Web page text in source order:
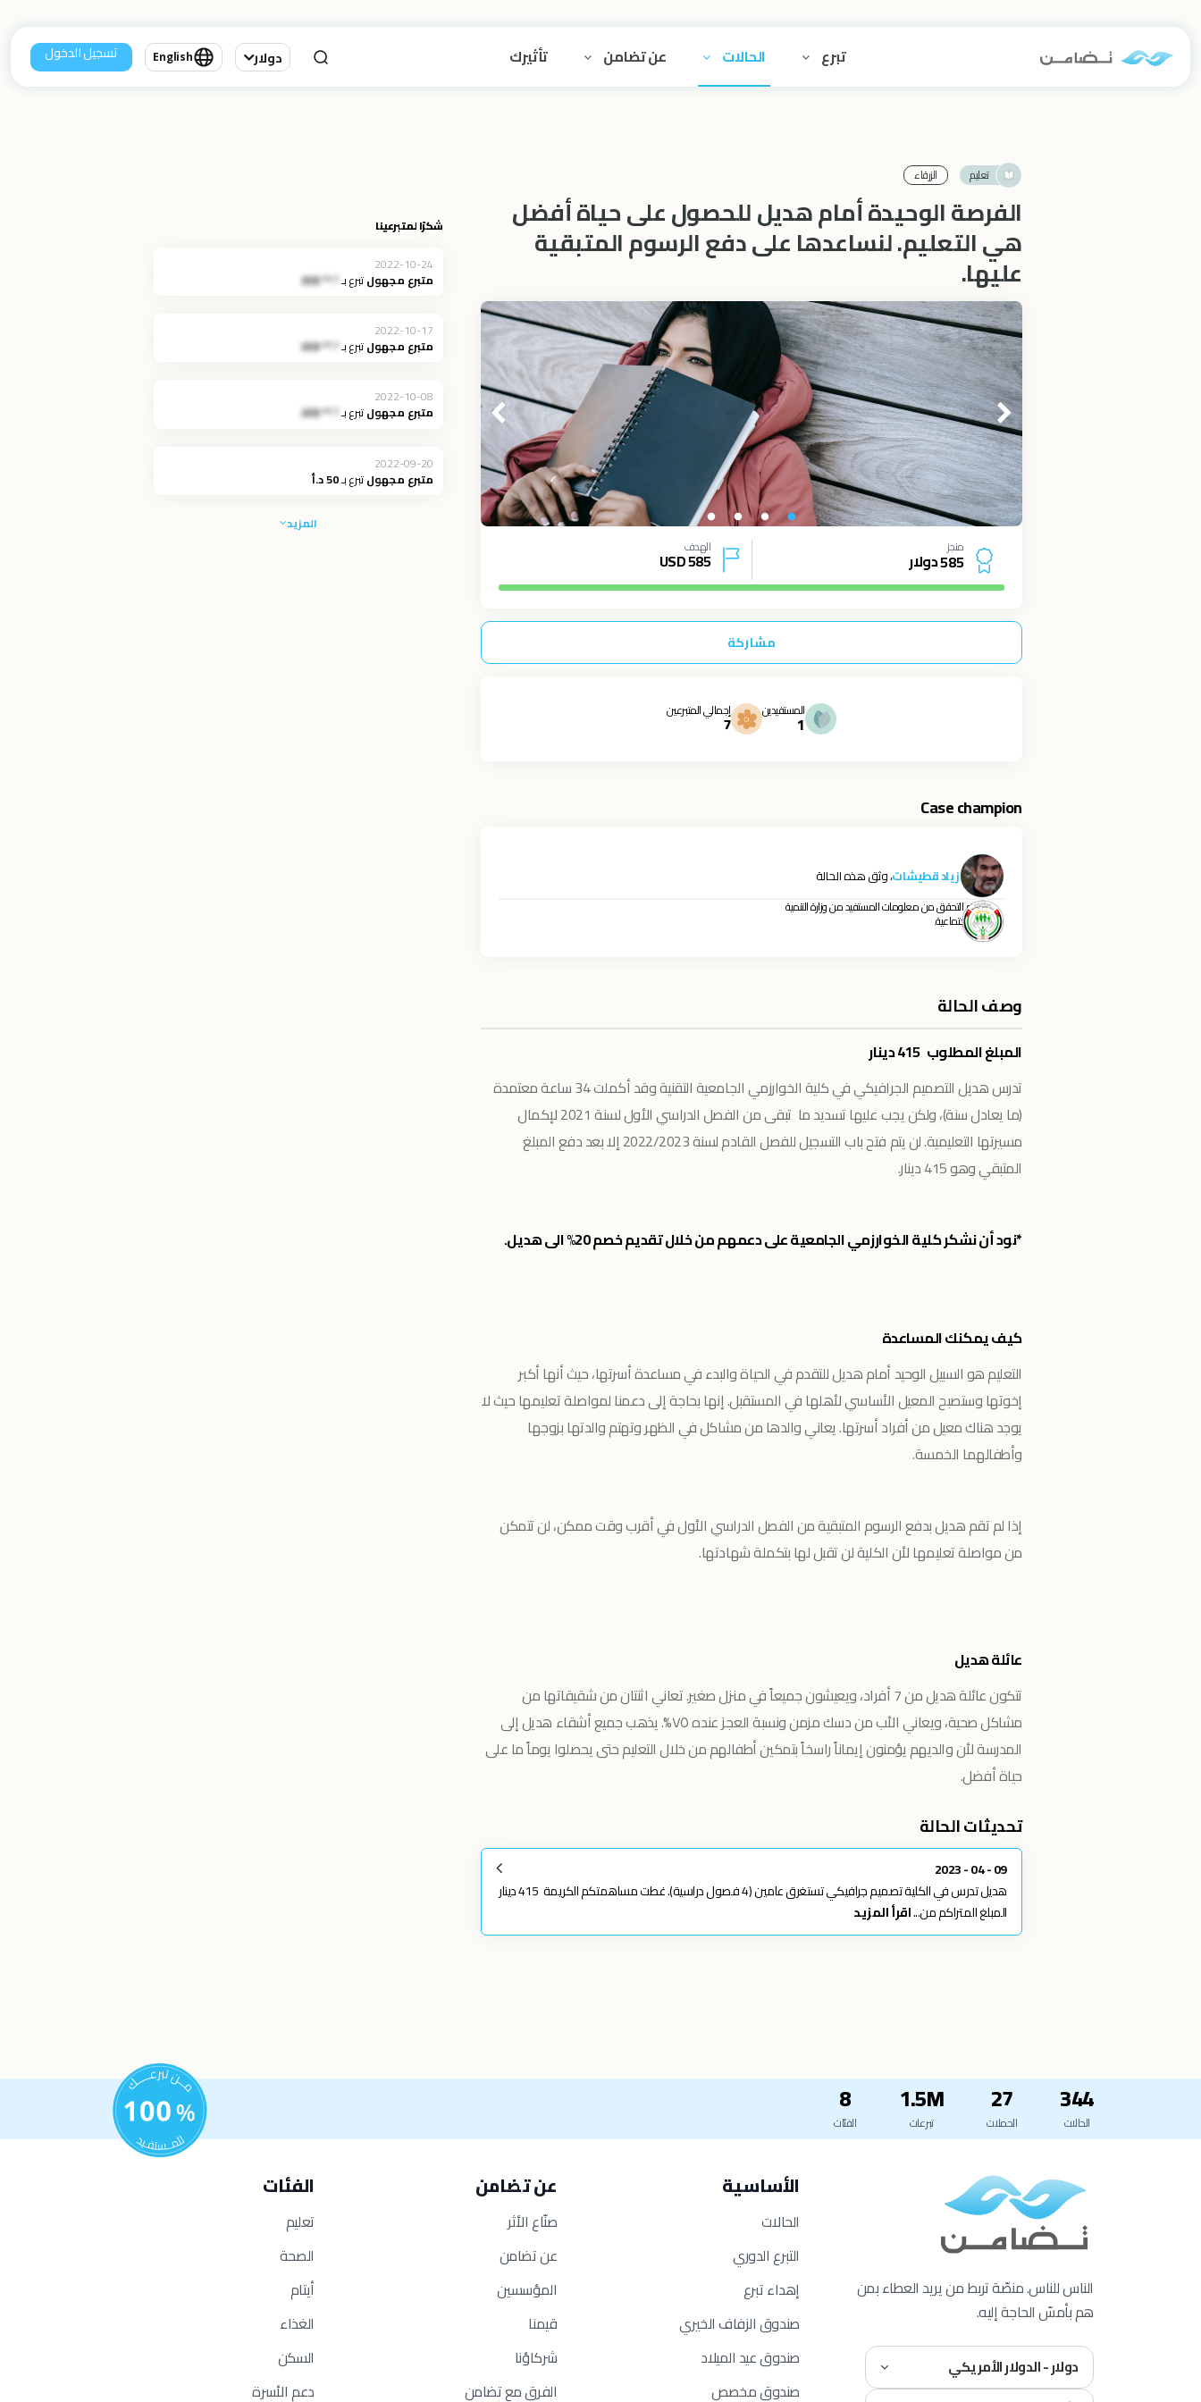
تبرع الحالات عن تضامن تأثيرك دولار English تسجيل الدخول
تعليم الزرقاء‎
الفرصة الوحيدة أمام هديل للحصول على حياة أفضل
هي التعليم. لنساعدها على دفع الرسوم المتبقية
عليها.
منجز
585 دولار
الهدف
585
USD
مشاركة
المستفيدين
1
إجمالي المتبرعين
7
Case champion
زياد قطيشات، وثق هذه الحالة
تم التحقق من معلومات المستفيد من وزارة التنمية
الاجتماعية.
وصف الحالة
المبلغ المطلوب 415 دينار
تدرس هديل التصميم الجرافيكي في كلية الخوارزمي الجامعية التقنية وقد أكملت 34 ساعة معتمدة
(ما يعادل سنة)، ولكن يجب عليها تسديد ما تبقى من الفصل الدراسي الأول لسنة 2021 لإكمال
مسيرتها التعليمية. لن يتم فتح باب التسجيل للفصل القادم لسنة 2022/2023 إلا بعد دفع المبلغ
المتبقي وهو 415 دينار.
*نود أن نشكر كلية الخوارزمي الجامعية على دعمهم من خلال تقديم خصم 20% الى هديل.
كيف يمكنك المساعدة
التعليم هو السبيل الوحيد أمام هديل للتقدم في الحياة والبدء في مساعدة أسرتها، حيث أنها أكبر
إخوتها وستصبح المعيل الأساسي لأهلها في المستقبل. إنها بحاجة إلى دعمنا لمواصلة تعليمها حيث لا
يوجد هناك معيل من أفراد أسرتها. يعاني والدها من مشاكل في الظهر وتهتم والدتها بزوجها
وأطفالهما الخمسة.
إذا لم تقم هديل بدفع الرسوم المتبقية من الفصل الدراسي الأول في أقرب وقت ممكن، لن تتمكن
من مواصلة تعليمها لأن الكلية لن تقبل لها بتكملة شهادتها.
عائلة هديل
تتكون عائلة هديل من 7 أفراد، ويعيشون جميعاً في منزل صغير. تعاني اثنتان من شقيقاتها من
مشاكل صحية، ويعاني الأب من دسك مزمن ونسبة العجز عنده ٧٥%. يذهب جميع أشقاء هديل إلى
المدرسة لأن والديهم يؤمنون إيماناً راسخاً بتمكين أطفالهم من خلال التعليم حتى يحصلوا يوماً ما على
حياة أفضل.
تحديثات الحالة
09 - 04 - 2023
هديل تدرس في الكلية تصميم جرافيكي تستغرق عامين (4 فصول دراسية). غطت مساهمتكم الكريمة 415 دينار
المبلغ المتراكم من...اقرأ المزيد
شكرًا لمتبرعينا
2022-10-24
متبرع مجهولتبرع بـ*.** JOD
2022-10-17
متبرع مجهولتبرع بـ*.** JOD
2022-10-08
متبرع مجهولتبرع بـ*.** JOD
2022-09-20
متبرع مجهولتبرع بـ50 د.أ
المزيد
344
الحالات
27
الحملات
1.5M
تبرعات
8
الفئات
الناس للناس. منصّة تربط من يريد العطاء بمن
هم بأمسّ الحاجة إليه.
دولار - الدولار الأمريكي
الأساسية
الحالات
التبرع الدوري
إهداء تبرع
صندوق الزفاف الخيري
صندوق عيد الميلاد
صندوق مخصص
عن تضامن
صنّاع الأثر
عن تضامن
المؤسسين
قيمنا
شركاؤنا
الفرق مع تضامن
الفئات
تعليم
الصحة
أيتام
الغذاء
السكن
دعم الأسرة